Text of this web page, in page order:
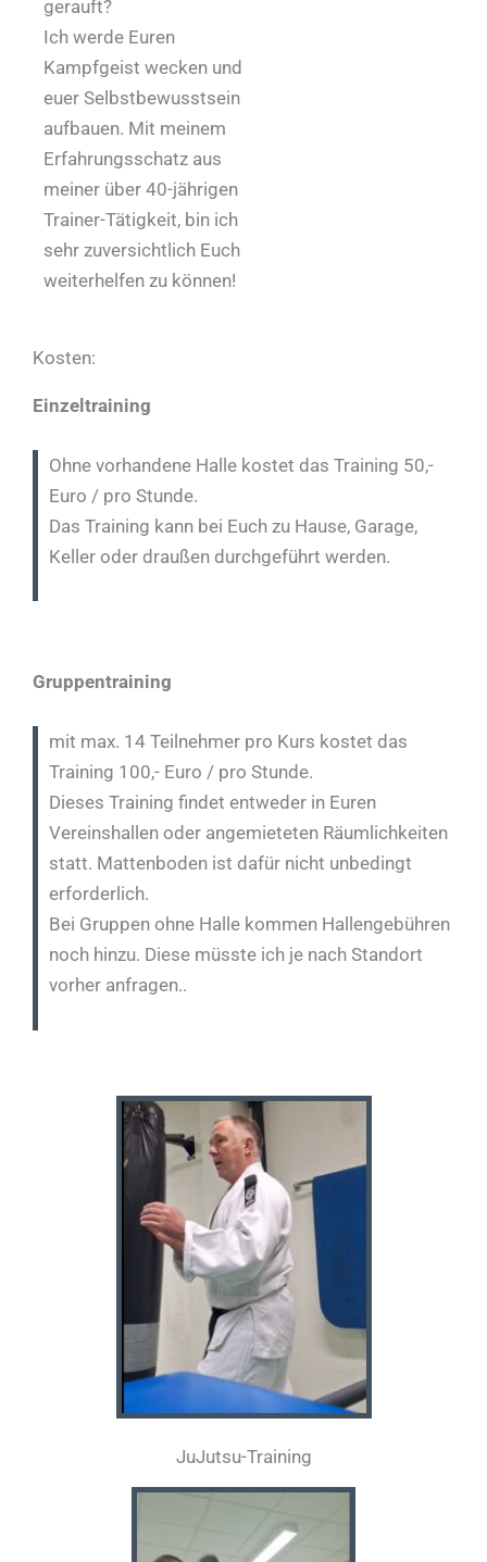
gerauft?
Ich werde Euren
Kampfgeist wecken und
euer Selbstbewusstsein
aufbauen. Mit meinem
Erfahrungsschatz aus
meiner über 40-jährigen
Trainer-Tätigkeit, bin ich
sehr zuversichtlich Euch
weiterhelfen zu können!
Kosten:
Einzeltraining
Ohne vorhandene Halle kostet das Training 50,-
Euro / pro Stunde.
Das Training kann bei Euch zu Hause, Garage,
Keller oder draußen durchgeführt werden.
Gruppentraining
mit max. 14 Teilnehmer pro Kurs kostet das
Training 100,- Euro / pro Stunde.
Dieses Training findet entweder in Euren
Vereinshallen oder angemieteten Räumlichkeiten
statt. Mattenboden ist dafür nicht unbedingt
erforderlich.
Bei Gruppen ohne Halle kommen Hallengebühren
noch hinzu. Diese müsste ich je nach Standort
vorher anfragen..
JuJutsu-Training